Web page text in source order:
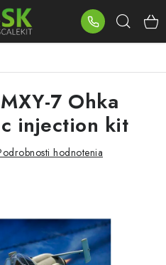
7 Ohka
injection kit
hodnotenia